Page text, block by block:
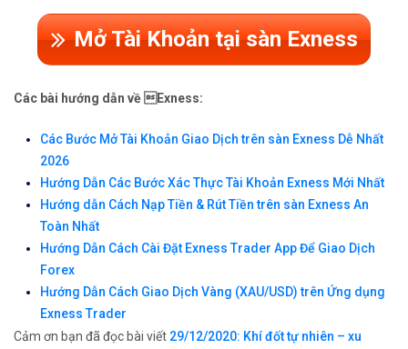
Mở Tài Khoản tại sàn Exness
Các bài hướng dẫn về Exness:
Các Bước Mở Tài Khoản Giao Dịch trên sàn Exness Dễ Nhất
2026
Hướng Dẫn Các Bước Xác Thực Tài Khoản Exness Mới Nhất
Hướng dẫn Cách Nạp Tiền & Rút Tiền trên sàn Exness An
Toàn Nhất
Hướng Dẫn Cách Cài Đặt Exness Trader App Để Giao Dịch
Forex
Hướng Dẫn Cách Giao Dịch Vàng (XAU/USD) trên Ứng dụng
Exness Trader
Cảm ơn bạn đã đọc bài viết 29/12/2020: Khí đốt tự nhiên – xu